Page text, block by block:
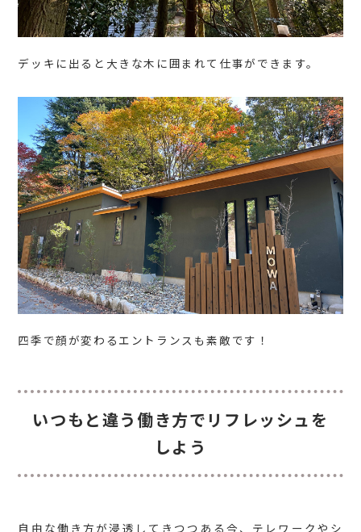
デッキに出ると大きな木に囲まれて仕事ができます。
四季で顔が変わるエントランスも素敵です！
いつもと違う働き方でリフレッシュを
しよう
自由な働き方が浸透してきつつある今、テレワークやシ